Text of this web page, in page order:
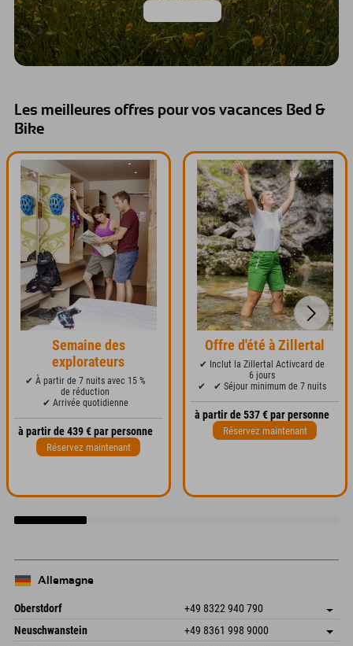
Les meilleures offres pour vos vacances Bed &
Bike
Semaine des
explorateurs
✔ À partir de 7 nuits avec 15 %
de réduction
✔ Arrivée quotidienne
à partir de 439 € par personne
Réservez maintenant
Offre d'été à Zillertal
✔ Inclut la Zillertal Activcard de
6 jours
✔
✔ Séjour minimum de 7 nuits
à partir de 537 € par personne
Réservez maintenant
Allemagne
Oberstdorf +49 8322 940 790
An der Breitach 3
87538 Fischen I. Allgäu
Enregistrer l'adresse
Informations d'arrivée
Neuschwanstein +49 8361 998 9000